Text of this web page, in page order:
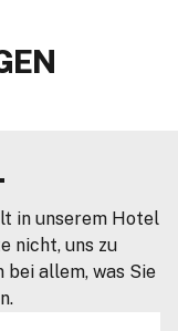
in unserem Hotel
nicht, uns zu
bei allem, was Sie